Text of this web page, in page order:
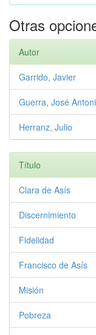
Otras
Autor
Garrido, Javier
Guerra, José
Herranz, Julio
Título
Clara de Asís
Discernimiento
Fidelidad
Francisco de Asís
Misión
Pobreza